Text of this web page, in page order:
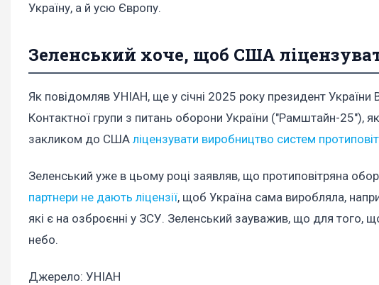
Україну, а й усю Європу.
Зеленський хоче, щоб США
Як повідомляв УНІАН, ще у січні 2025 року президент України
Контактної групи з питань оборони України ("Рамштайн-25"),
закликом до США ліцензувати виробництво систем
Зеленський уже в цьому році заявляв, що протиповітряна
партнери не дають ліцензії, щоб Україна сама виробляла,
які є на озброєнні у ЗСУ. Зеленський зауважив, що для того,
небо.
Джерело: УНІАН